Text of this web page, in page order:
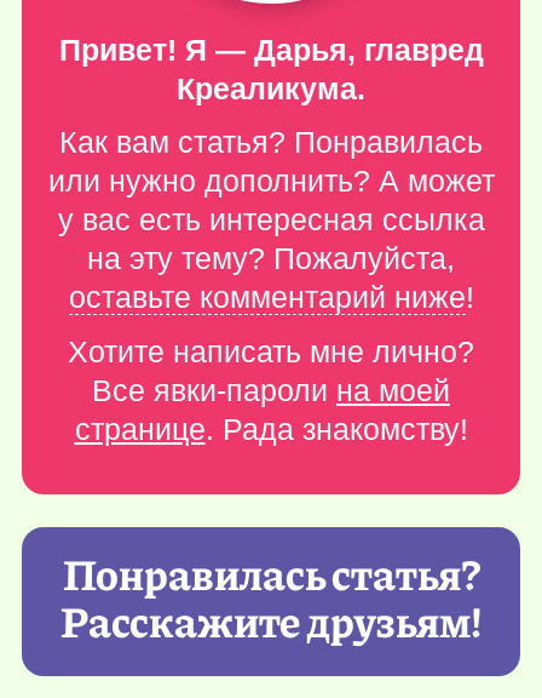
Привет! Я — Дарья, главред
Креаликума.
Как вам статья? Понравилась
или нужно дополнить? А может
у вас есть интересная ссылка
на эту тему? Пожалуйста,
оставьте комментарий ниже!
Хотите написать мне лично?
Все явки-пароли на моей
странице. Рада знакомству!
Понравилась статья?
Расскажите друзьям!